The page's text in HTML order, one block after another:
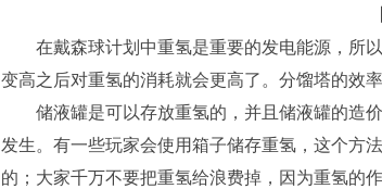
在戴森球计划中重氢是重要的发电能源，所
变高之后对重氢的消耗就会更高了。分馏塔的效
储液罐是可以存放重氢的，并且储液罐的造
发生。有一些玩家会使用箱子储存重氢，这个方
的；大家千万不要把重氢给浪费掉，因为重氢的